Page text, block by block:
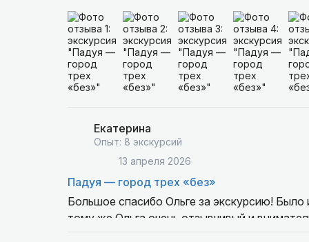
Ольга — очень интересный рассказчик,
основной экскурсии, Ольга предложила
посетили.
Экскурсию
Екатерина
Опыт: 8 экскурсий
13 апреля 2026
Падуя — город трех «без»
Большое спасибо Ольге за экскурсию!
тому же Ольга очень отзывчивый и
прекрасный город! Обязательно вернемся!